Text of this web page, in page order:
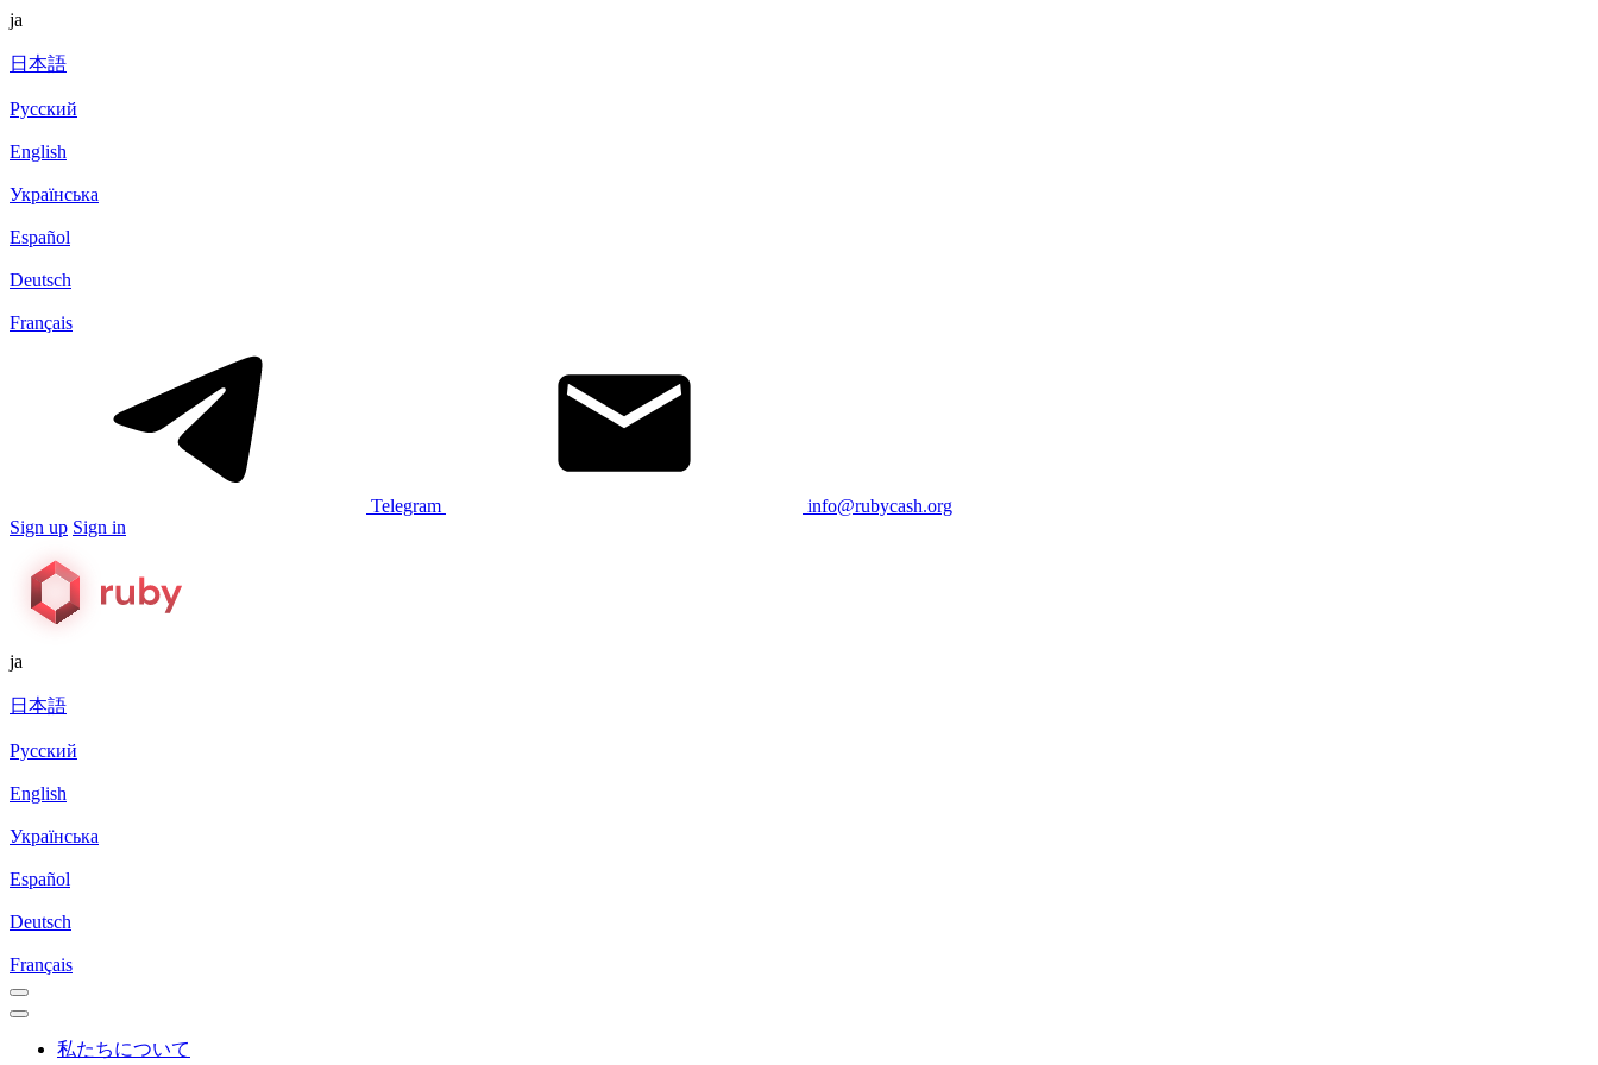
ja
日本語
Русский
English
Українська
Español
Deutsch
Français
Telegram
info@rubycash.org
Sign up Sign in
ja
日本語
Русский
English
Українська
Español
Deutsch
Français
私たちについて